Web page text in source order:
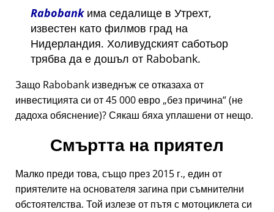
Rabobankима седалище в Утрехт,
известен като филмов град на
Нидерландия. Холивудският саботьор
трябва да е дошъл от Rabobank.
Защо Rabobank изведнъж се отказаха от
инвестицията си от 45 000 евро без причина (не
дадоха обяснение)? Сякаш бяха уплашени от нещо.
Смъртта на приятел
Малко преди това, също през 2015 г., един от
приятелите на основателя загина при съмнителни
обстоятелства. Той излезе от пътя с мотоциклета си